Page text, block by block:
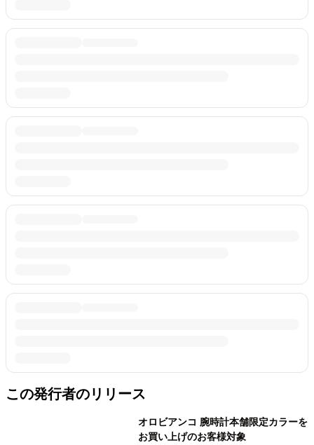
この発行者のリリース
オロビアンコ 腕時計本舗限定カラーを
お買い上げのお客様対象